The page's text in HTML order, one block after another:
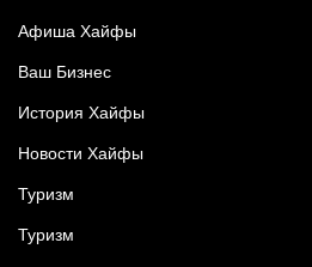
Афиша Хайфы
Ваш Бизнес
История Хайфы
Новости Хайфы
Туризм
Туризм